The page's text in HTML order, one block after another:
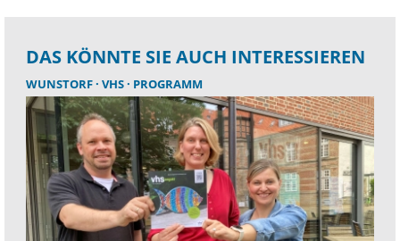
DAS KÖNNTE SIE AUCH INTERESSIEREN
WUNSTORF VHS PROGRAMM